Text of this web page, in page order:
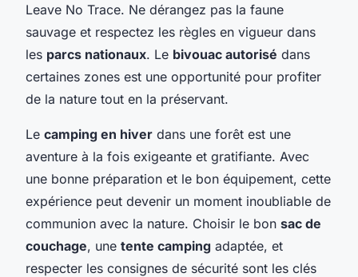
Leave No Trace. Ne dérangez pas la faune
sauvage et respectez les règles en vigueur dans
les parcs nationaux. Le bivouac autorisé dans
certaines zones est une opportunité pour profiter
de la nature tout en la préservant.
Le camping en hiver dans une forêt est une
aventure à la fois exigeante et gratifiante. Avec
une bonne préparation et le bon équipement, cette
expérience peut devenir un moment inoubliable de
communion avec la nature. Choisir le bon sac de
couchage, une tente camping adaptée, et
respecter les consignes de sécurité sont les clés